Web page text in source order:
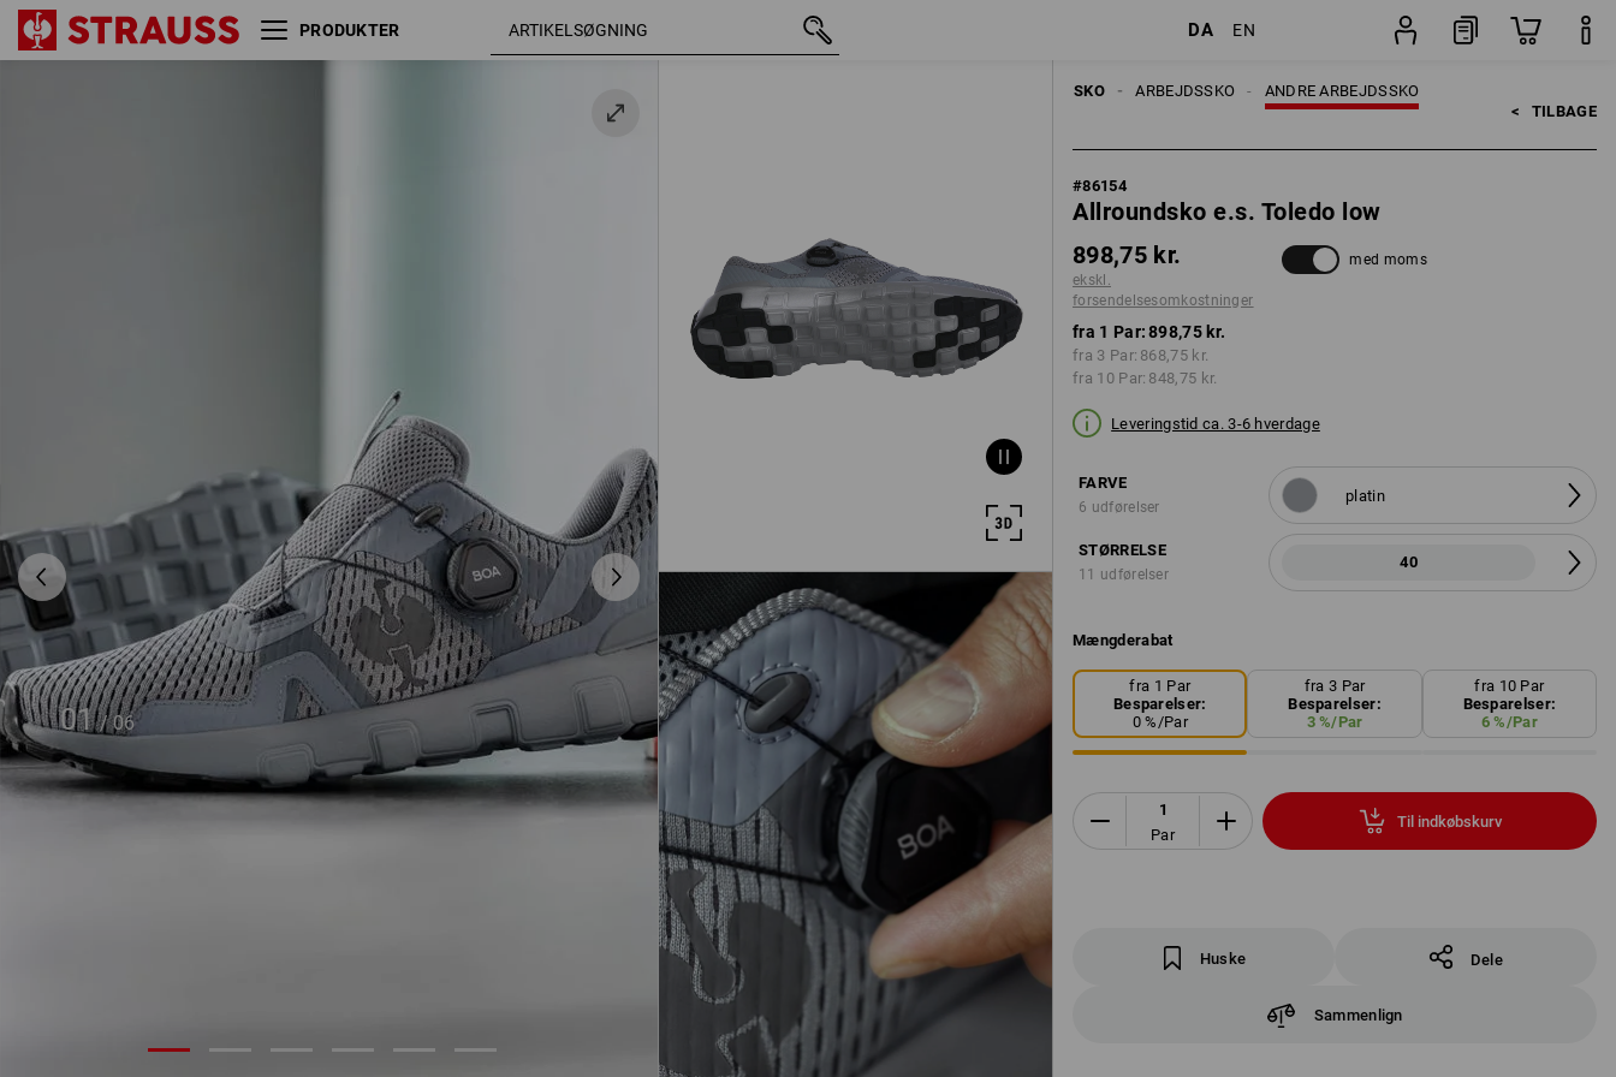
PRODUKTER DA EN
01 / 06
SKO ANDRE ARBEJDSSKO
ARBEJDSSKO
< TILBAGE
#86154
Allroundsko e.s. Toledo low
898,75 kr.
ekskl.
forsendelsesomkostninger
med moms
fra 1 Par:898,75 kr.
fra 3 Par: 868,75 kr.
fra 10 Par: 848,75 kr.
Leveringstid ca. 3-6 hverdage
FARVE
6 udførelser
platin
STØRRELSE
11 udførelser
40
Mængderabat
fra 1 Par
Besparelser:
0 %/Par
fra 3 Par
Besparelser:
3%/Par
fra 10 Par
Besparelser:
6 %/Par
Par
Til indkøbskurv
Huske Dele
Sammenlign
Allroundsko e.s. Toledo low platin 40 898,75 kr.